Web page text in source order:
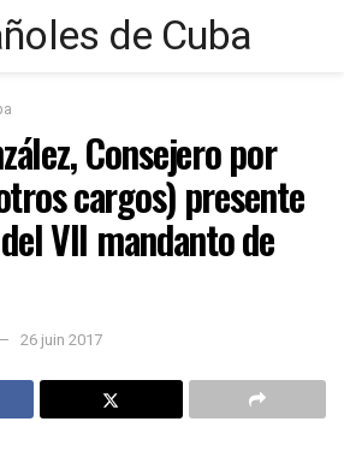
Consejero por
cargos) presente
VII mandanto de
26 juin 2017